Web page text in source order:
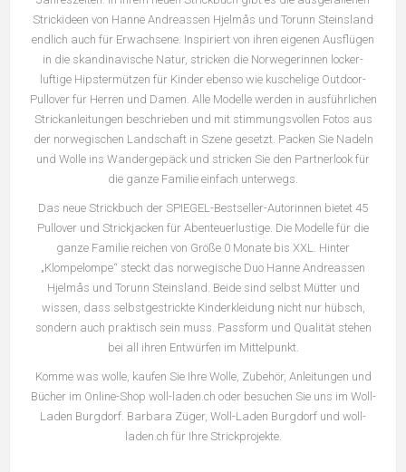
Strickideen von Hanne Andreassen Hjelmås und Torunn Steinsland
endlich auch für Erwachsene. Inspiriert von ihren eigenen Ausflügen
in die skandinavische Natur, stricken die Norwegerinnen locker-
luftige Hipstermützen für Kinder ebenso wie kuschelige Outdoor-
Pullover für Herren und Damen. Alle Modelle werden in ausführlichen
Strickanleitungen beschrieben und mit stimmungsvollen Fotos aus
der norwegischen Landschaft in Szene gesetzt. Packen Sie Nadeln
und Wolle ins Wandergepäck und stricken Sie den Partnerlook für
die ganze Familie einfach unterwegs.
Das neue Strickbuch der SPIEGEL-Bestseller-Autorinnen bietet 45
Pullover und Strickjacken für Abenteuerlustige. Die Modelle für die
ganze Familie reichen von Größe 0 Monate bis XXL. Hinter
„Klompelompe“ steckt das norwegische Duo Hanne Andreassen
Hjelmås und Torunn Steinsland. Beide sind selbst Mütter und
wissen, dass selbstgestrickte Kinderkleidung nicht nur hübsch,
sondern auch praktisch sein muss. Passform und Qualität stehen
bei all ihren Entwürfen im Mittelpunkt.
Komme was wolle, kaufen Sie Ihre Wolle, Zubehör, Anleitungen und
Bücher im Online-Shop woll-laden.ch oder besuchen Sie uns im Woll-
Laden Burgdorf. Barbara Züger, Woll-Laden Burgdorf und woll-
laden.ch für Ihre Strickprojekte.